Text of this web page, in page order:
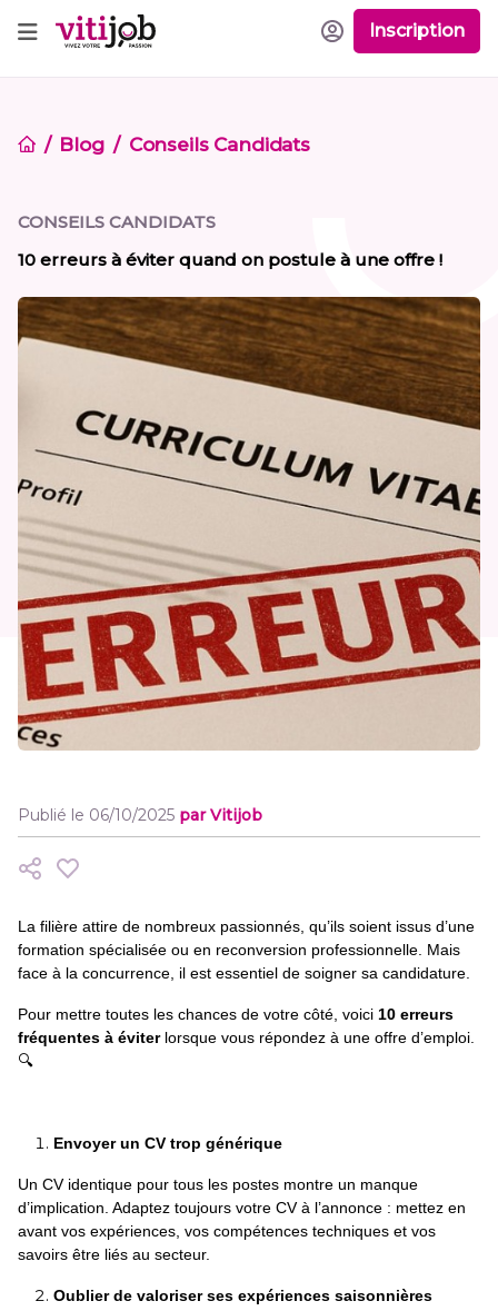
Inscription
Blog Conseils Candidats
CONSEILS CANDIDATS
10 erreurs à éviter quand on postule à une offre !
Publié le 06/10/2025 par Vitijob
La filière attire de nombreux passionnés, qu’ils soient issus d’une
formation spécialisée ou en reconversion professionnelle. Mais
face à la concurrence, il est essentiel de soigner sa candidature.
Pour mettre toutes les chances de votre côté, voici 10 erreurs
fréquentes à éviter lorsque vous répondez à une offre d’emploi.
🔍
Envoyer un CV trop générique
Un CV identique pour tous les postes montre un manque
d’implication. Adaptez toujours votre CV à l’annonce : mettez en
avant vos expériences, vos compétences techniques et vos
savoirs être liés au secteur.
Oublier de valoriser ses expériences saisonnières